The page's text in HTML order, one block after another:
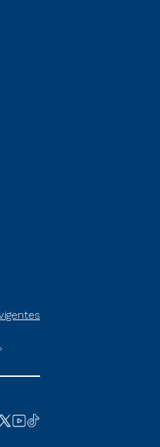
que ofertam
é um formato do